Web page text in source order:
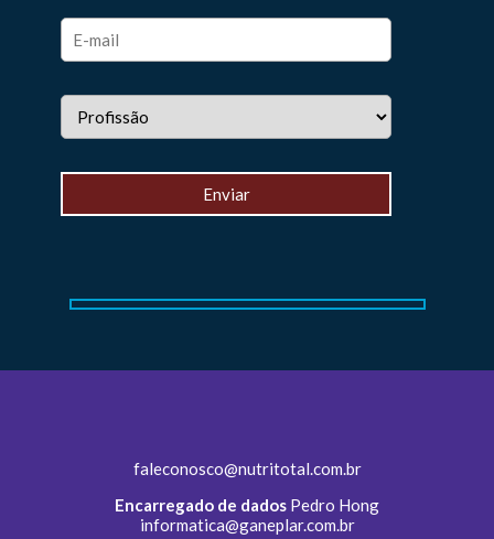
faleconosco@nutritotal.com.br
Encarregado de dados Pedro Hong
informatica@ganeplar.com.br